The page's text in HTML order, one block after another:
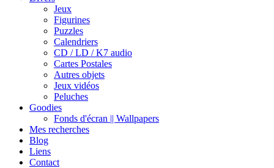
Jeux
Figurines
Puzzles
Calendriers
CD / LD / K7 audio
Cartes Postales
Autres objets
Jeux vidéos
Peluches
Goodies
Fonds d'écran || Wallpapers
Mes recherches
Blog
Liens
Contact